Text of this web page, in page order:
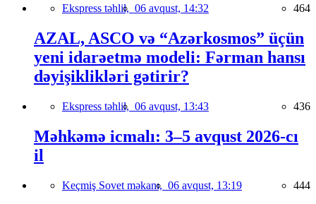
Ekspress təhlil, 06 avqust, 14:32 464
AZAL, ASCO və “Azərkosmos” üçün
yeni idarəetmə modeli: Fərman hansı
dəyişiklikləri gətirir?
Ekspress təhlil, 06 avqust, 13:43 436
Məhkəmə icmalı: 3–5 avqust 2026-cı
il
Keçmiş Sovet məkanı, 06 avqust, 13:19 444